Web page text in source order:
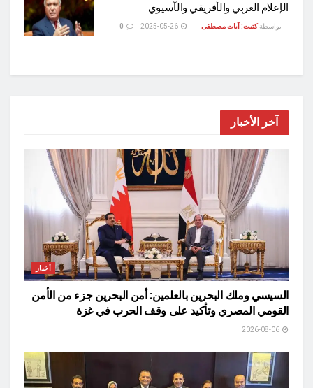
الإعلام العربي والأفريقي والآسيوي
بواسطة كتبت: آيات مصطفى
آخر الأخبار
أخبار
السيسي وملك البحرين بالعلمين: أمن البحرين جزء من الأمن
القومي المصري وتأكيد على وقف الحرب في غزة